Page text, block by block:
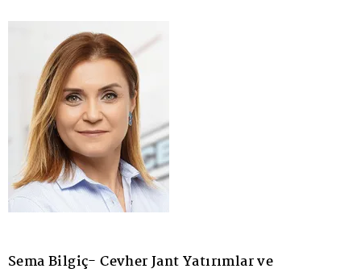
Sema Bilgiç- Cevher Jant Yatırımlar ve